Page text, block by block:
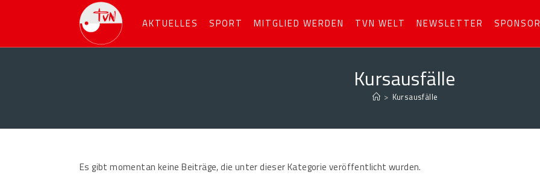
AKTUELLES SPORT MITGLIED WERDEN TVN WELT NEWSLETTER
Kursausfälle
> Kursausfälle
Es gibt momentan keine Beiträge, die unter dieser Kategorie veröffentlicht wurden.